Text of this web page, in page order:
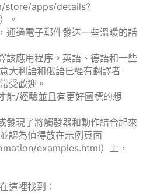
store/apps/details?
。
通過電子郵件發送一些溫暖的話
該應用程序。英語、德語和一些
大利語和俄語已經有翻譯者
受歡迎。
能/經驗並且有更好圖標的想
發現了將觸發器和動作結合起來
認為值得放在示例頁面
examples.html）上，
這裡找到：